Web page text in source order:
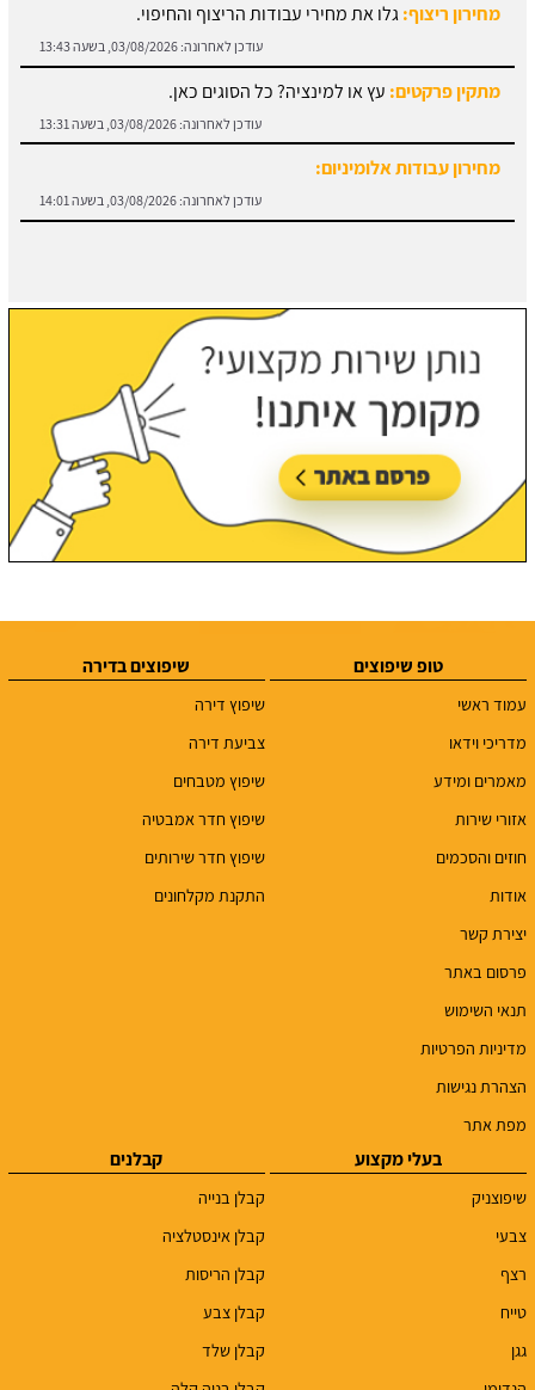
מתקין פרקטים:עץ או למינציה? כל הסוגים כאן.
עודכן לאחרונה:03/08/2026, בשעה 13:31
מחירון עבודות אלומיניום:
עודכן לאחרונה: 03/08/2026, בשעה 14:01
חוזה קבלן שלד:מידע והורדת הסכם מול קבלן שלד.
עודכן לאחרונה: 03/08/2026, בשעה 13:57
טופ שיפוצים
עמוד ראשי
מדריכי וידאו
מאמרים ומידע
אזורי שירות
חוזים והסכמים
אודות
יצירת קשר
פרסום באתר
תנאי השימוש
מדיניות הפרטיות
הצהרת נגישות
מפת אתר
שיפוצים בדירה
שיפוץ דירה
צביעת דירה
שיפוץ מטבחים
שיפוץ חדר אמבטיה
שיפוץ חדר שירותים
התקנת מקלחונים
בעלי מקצוע
שיפוצניק
צבעי
רצף
טייח
גגן
קבלנים
קבלן בנייה
קבלן אינסטלציה
קבלן הריסות
קבלן צבע
קבלן שלד